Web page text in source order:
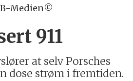
Medien©
911
at selv Porsches
dose strøm i fremtiden.